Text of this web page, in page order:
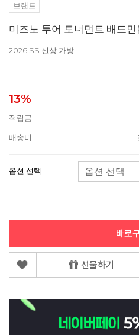
브랜드
미즈노 투어 토너먼트 배드
2026 SS 신상 가방
13%
적립금
배송비
옵션 선택
바로
선물하기